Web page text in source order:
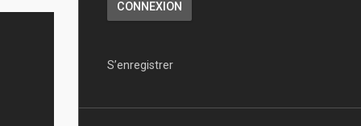
S’enregistrer